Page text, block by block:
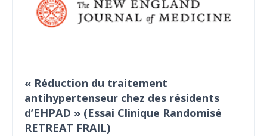
« Réduction du traitement
antihypertenseur chez des résidents
d’EHPAD » (Essai Clinique Randomisé
RETREAT FRAIL)